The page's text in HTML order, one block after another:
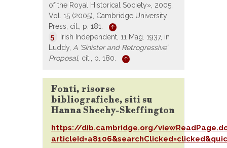
of the Royal Historical Society», 2005,
Vol. 15 (2005), Cambridge University
Press, cit., p. 181.
5
Irish Independent, 11 Mag. 1937, in
Luddy, A ‘Sinister and Retrogressive’
Proposal, cit., p. 180.
Fonti, risorse
bibliografiche, siti su
Hanna Sheehy-Skeffington
https://dib.cambridge.org/